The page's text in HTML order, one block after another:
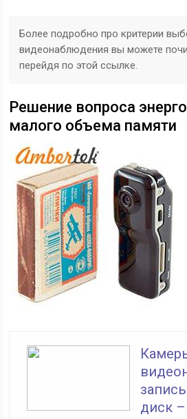
Более подробно про критерии
видеонаблюдения вы можете
перейдя по этой ссылке.
Решение вопроса
малого объема памяти
диск